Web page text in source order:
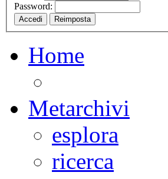
Password:
Home
Metarchivi
esplora
ricerca